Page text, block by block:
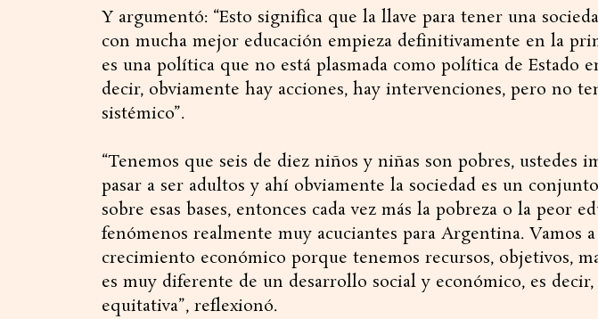
Y argumentó: “Esto significa que la llave para tener una
con mucha mejor educación empieza definitivamente en la
es una política que no está plasmada como política de Estado
decir, obviamente hay acciones, hay intervenciones, pero no
sistémico”.
“Tenemos que seis de diez niños y niñas son pobres, ustedes
pasar a ser adultos y ahí obviamente la sociedad es un
sobre esas bases, entonces cada vez más la pobreza o la peor
fenómenos realmente muy acuciantes para Argentina. Vamos
crecimiento económico porque tenemos recursos, objetivos,
es muy diferente de un desarrollo social y económico, es decir,
equitativa”, reflexionó.